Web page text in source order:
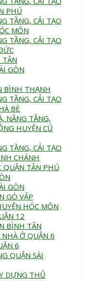
PHÚ
TẦNG, CẢI TẠO
MÔN
TẦNG, CẢI TẠO
TÂN
GÒN
BÌNH THẠNH
TẦNG, CẢI TẠO
BÈ
NÂNG TẦNG,
HUYỆN CỦ
TẦNG, CẢI TẠO
CHÁNH
QUẬN TÂN PHÚ
GÒN
GÒ VẤP
HÓC MÔN
12
BÌNH TÂN
NHÀ Ở QUẬN 6
6
QUẬN SÀI
DỰNG THỦ